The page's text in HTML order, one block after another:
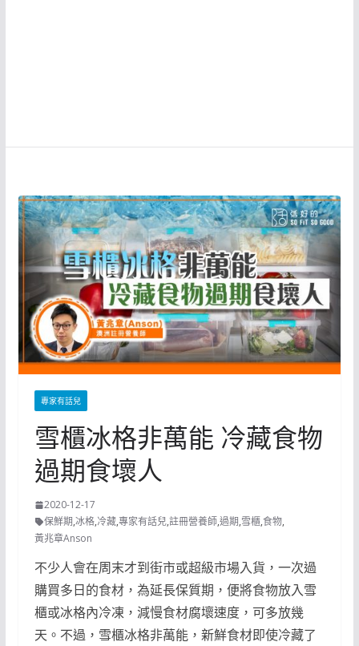
專家有話兒
雪櫃冰格非萬能 冷藏食物
過期食壞人
2020-12-17
保鮮期,冰格,冷藏,專家有話兒,註冊營養師,過期,雪櫃,食物,
黃兆章Anson
不少人會在周末才到街市或超級市場入貨，一次過
購買多日的食材，為延長保質期，便將食物放入雪
櫃或冰格內冷凍，減慢食材腐壞速度，可多放幾
天。不過，雪櫃冰格非萬能，新鮮食材即使冷藏了